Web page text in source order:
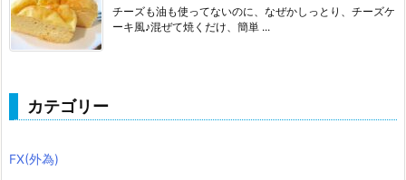
チーズも油も使ってないのに、なぜかしっとり、チーズケ
ーキ風♪混ぜて焼くだけ、簡単 ...
カテゴリー
FX(外為)